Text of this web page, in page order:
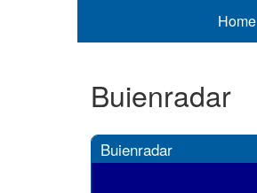
Home
Buienradar
Buienradar